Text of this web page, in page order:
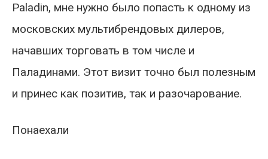
Paladin, мне нужно было попасть к одному из
московских мультибрендовых дилеров,
начавших торговать в том числе и
Паладинами. Этот визит точно был полезным
и принес как позитив, так и разочарование.
Понаехали